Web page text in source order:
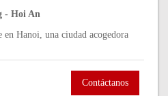
- Hoi An
Hanoi, una ciudad acogedora
Contáctanos